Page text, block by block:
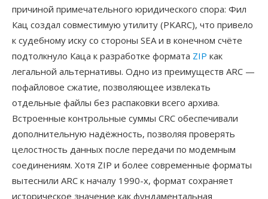
причиной примечательного юридического спора: Фил
Кац создал совместимую утилиту (PKARC), что привело
к судебному иску со стороны SEA и в конечном счёте
подтолкнуло Каца к разработке формата ZIP как
легальной альтернативы. Одно из преимуществ ARC —
пофайловое сжатие, позволяющее извлекать
отдельные файлы без распаковки всего архива.
Встроенные контрольные суммы CRC обеспечивали
дополнительную надёжность, позволяя проверять
целостность данных после передачи по модемным
соединениям. Хотя ZIP и более современные форматы
вытеснили ARC к началу 1990-х, формат сохраняет
историческое значение как фундаментальная